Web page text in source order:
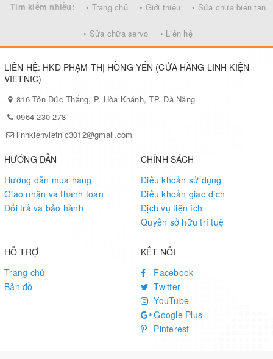
Tìm kiếm nhiều: • Trang chủ • Giới thiệu • Sửa chữa biến tần
• Sửa chữa servo • Liên hệ
LIÊN HỆ: HKD PHẠM THỊ HỒNG YẾN (CỬA HÀNG LINH KIỆN
VIETNIC)
816 Tôn Đức Thắng, P. Hòa Khánh, TP. Đà Nẵng
0964-230-278
linhkienvietnic3012@gmail.com
HƯỚNG DẪN
Hướng dẫn mua hàng
Giao nhận và thanh toán
Đổi trả và bảo hành
CHÍNH SÁCH
Điều khoản sử dụng
Điều khoản giao dịch
Dịch vụ tiện ích
Quyền sở hữu trí tuệ
HỖ TRỢ
Trang chủ
Bản đồ
KẾT NỐI
Facebook
Twitter
YouTube
Google Plus
Pinterest